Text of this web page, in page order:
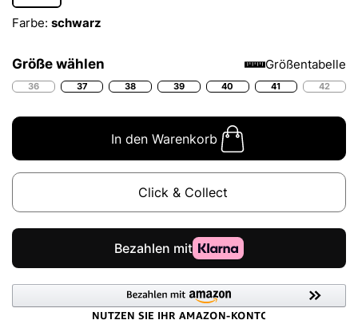
Farbe: schwarz
Größe wählen Größentabelle
36 37 38 39 40 41 42
In den Warenkorb
Click & Collect